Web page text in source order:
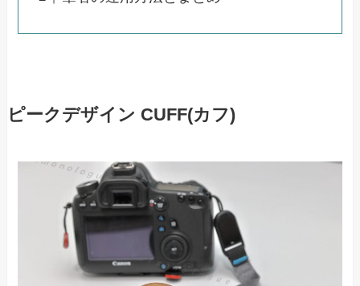
ピークデザイン CUFF(カフ)